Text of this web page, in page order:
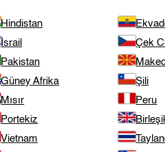
Hindistan
İsrail
Çek
Pakistan
Güney Afrika
Şili
Mısır
Peru
Portekiz
Vietnam